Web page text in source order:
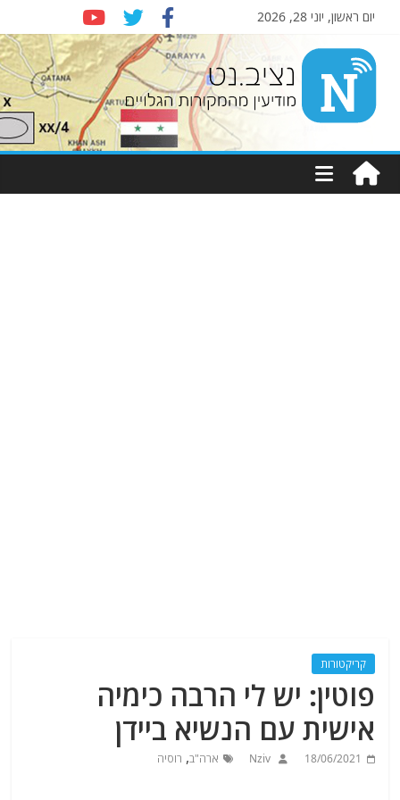
יום ראשון, יוני 28, 2026
Nziv.net
מודיעין
מהמקורות
קריקטורות
פוטין: יש לי הרבה כימיה
אישית עם הנשיא ביידן
18/06/2021
Nziv ארה"ב, רוסיה